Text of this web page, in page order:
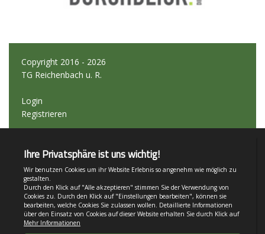
Copyright 2016 - 2026
TG Reichenbach u. R.
Login
Registrieren
Teamsports 2
Dein Sportverein online